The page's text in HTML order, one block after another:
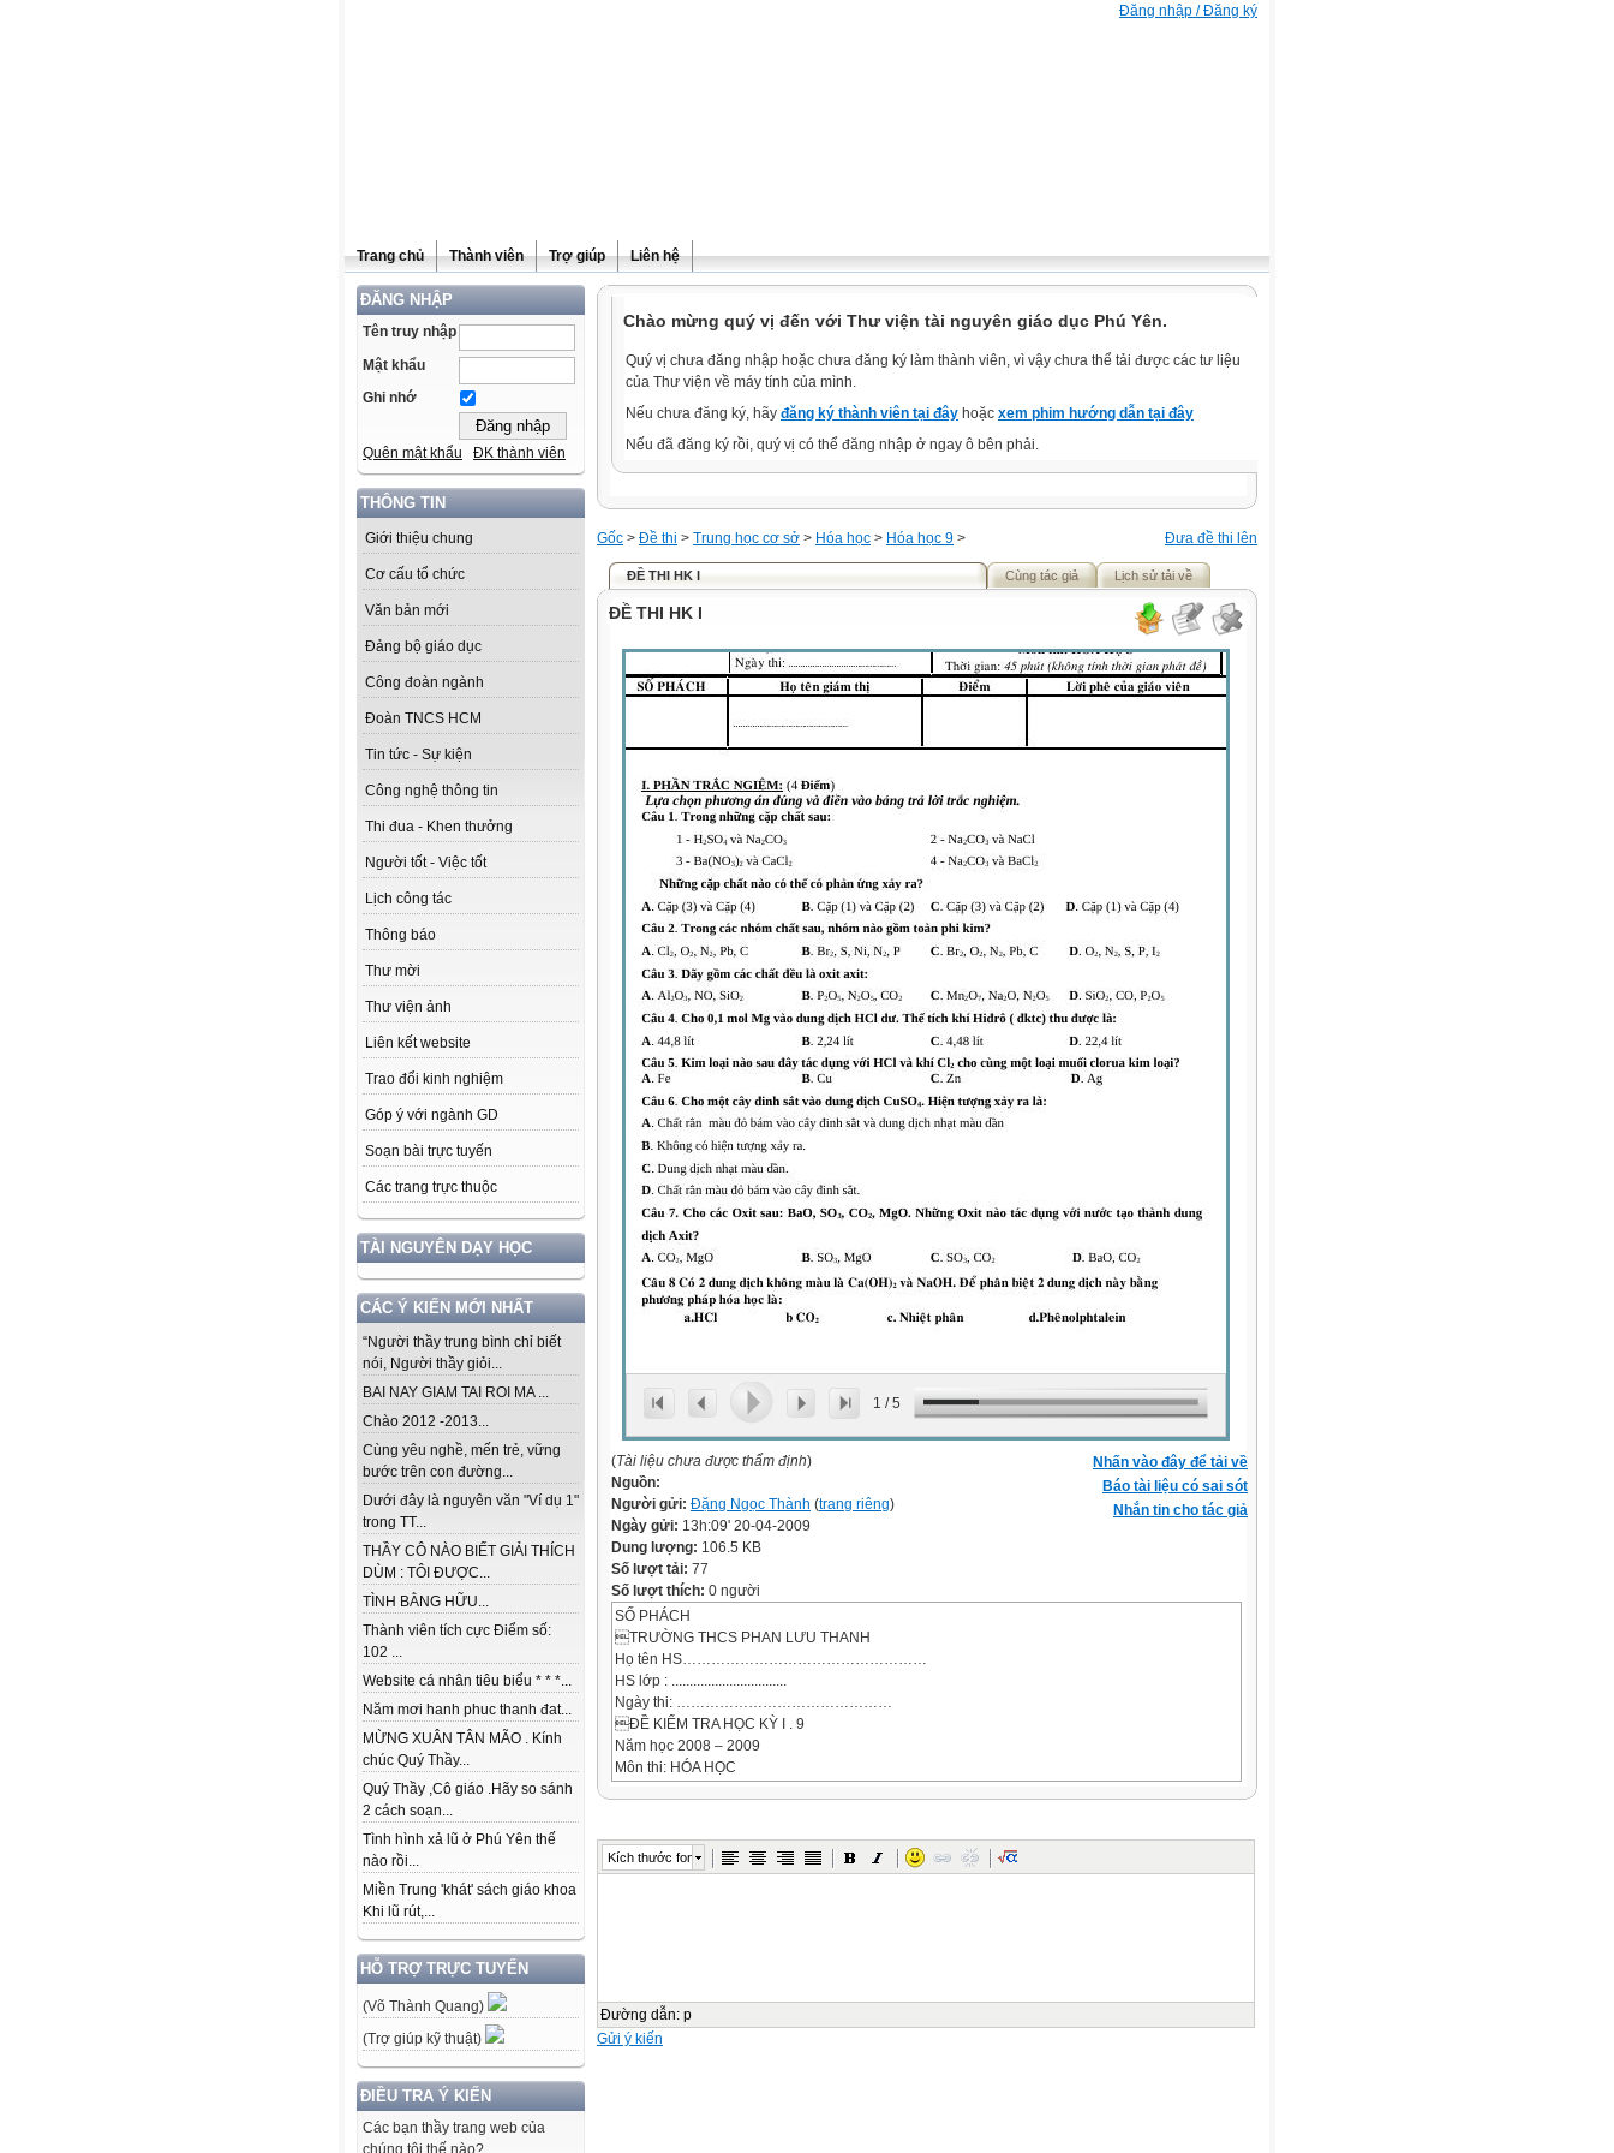
Đăng nhập / Đăng ký
Trang chủ Thành viên Trợ giúp Liên hệ
ĐĂNG NHẬP
Tên truy nhập
Mật khẩu
Ghi nhớ
Quên mật khẩu ĐK thành viên
THÔNG TIN
Giới thiệu chung
Cơ cấu tổ chức
Văn bản mới
Đảng bộ giáo dục
Công đoàn ngành
Đoàn TNCS HCM
Tin tức - Sự kiện
Công nghệ thông tin
Thi đua - Khen thưởng
Người tốt - Việc tốt
Lịch công tác
Thông báo
Thư mời
Thư viện ảnh
Liên kết website
Trao đổi kinh nghiệm
Góp ý với ngành GD
Soạn bài trực tuyến
Các trang trực thuộc
TÀI NGUYÊN DẠY HỌC
CÁC Ý KIẾN MỚI NHẤT
“Người thầy trung bình chỉ biết
nói, Người thầy giỏi...
BAI NAY GIAM TAI ROI MA ...
Chào 2012 -2013...
Cùng yêu nghề, mến trẻ, vững
bước trên con đường...
Dưới đây là nguyên văn "Ví dụ 1"
trong TT...
THẦY CÔ NÀO BIẾT GIẢI THÍCH
DÙM : TÔI ĐƯỢC...
TÌNH BẰNG HỮU...
Thành viên tích cực Điểm số:
102 ...
Website cá nhân tiêu biểu * * *...
Năm mơi hanh phuc thanh đat...
MỪNG XUÂN TÂN MÃO . Kính
chúc Quý Thầy...
Quý Thầy ,Cô giáo .Hãy so sánh
2 cách soạn...
Tình hình xả lũ ở Phú Yên thế
nào rồi...
Miền Trung 'khát' sách giáo khoa
Khi lũ rút,...
HỖ TRỢ TRỰC TUYẾN
(Võ Thành Quang)
(Trợ giúp kỹ thuật)
ĐIỀU TRA Ý KIẾN
Các bạn thầy trang web của
chúng tôi thế nào?
Chào mừng quý vị đến với Thư viện tài nguyên giáo dục Phú Yên.
Quý vị chưa đăng nhập hoặc chưa đăng ký làm thành viên, vì vậy chưa thể tải được các tư liệu
của Thư viện về máy tính của mình.
Nếu chưa đăng ký, hãy đăng ký thành viên tại đây hoặc xem phim hướng dẫn tại đây
Nếu đã đăng ký rồi, quý vị có thể đăng nhập ở ngay ô bên phải.
Đưa đề thi lên
Gốc > Đề thi > Trung học cơ sở > Hóa học > Hóa học 9 >
ĐỀ THI HK I Cùng tác giả Lịch sử tải về
ĐỀ THI HK I
1 /5
Nhấn vào đây để tải về
Báo tài liệu có sai sót
Nhắn tin cho tác giả
(Tài liệu chưa được thẩm định)
Nguồn:
Người gửi: Đặng Ngọc Thành (trang riêng)
Ngày gửi: 13h:09' 20-04-2009
Dung lượng: 106.5 KB
Số lượt tải: 77
Số lượt thích: 0 người
SỐ PHÁCH
TRƯỜNG THCS PHAN LƯU THANH
Họ tên HS……………………………………………
HS lớp : ................................
Ngày thi: ………………………………………
ĐỀ KIỂM TRA HỌC KỲ I . 9
Năm học 2008 – 2009
Môn thi: HÓA HỌC
Họ tên giám thị
Điểm
…………………………………………

Kích thước font
Đường dẫn: p
Gửi ý kiến